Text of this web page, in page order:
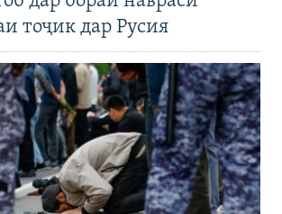
тоҷик дар Русия